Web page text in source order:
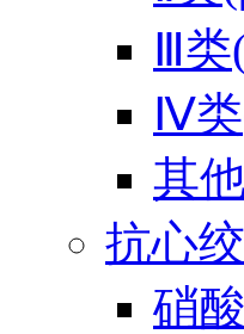
Ⅲ类
Ⅳ类
其
抗心
硝